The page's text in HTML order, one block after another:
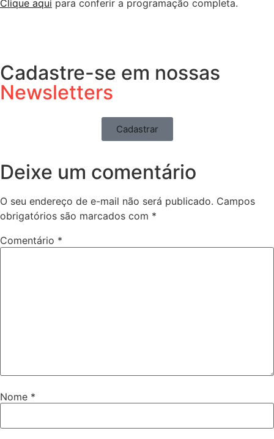
Clique aqui para conferir a programação completa.
Cadastre-se em nossas
Newsletters
Cadastrar
Deixe um comentário
O seu endereço de e-mail não será publicado. Campos
obrigatórios são marcados com *
Comentário *
Nome *